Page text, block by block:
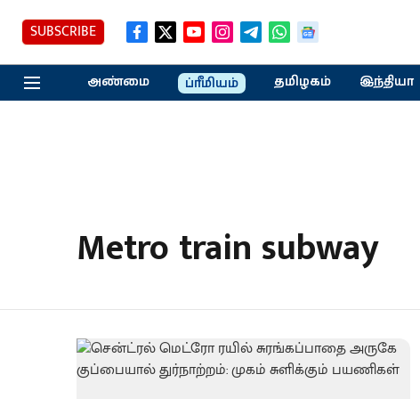
SUBSCRIBE
அண்மை ப்ரீமியம் தமிழகம் இந்தியா
Metro train subway